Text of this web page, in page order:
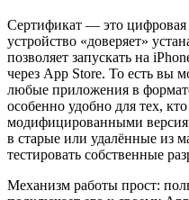
Сертификат — это
устройство «доверяет»
позволяет запускать на
через App Store. То есть вы
любые приложения в
особенно удобно для тех, кто
модифицированными
в старые или удалённые из
тестировать собственные
Механизм работы прост: